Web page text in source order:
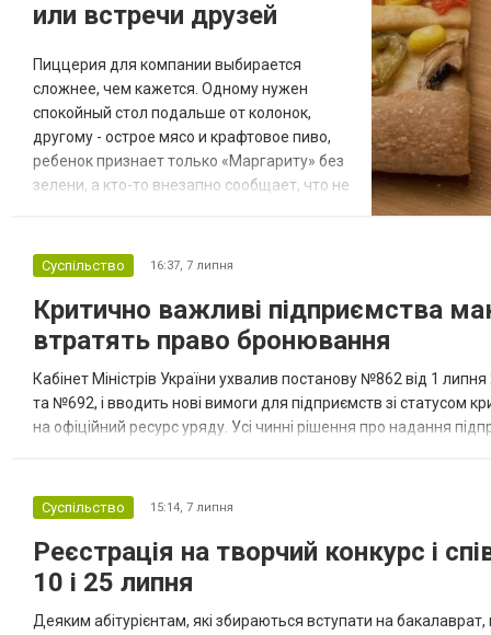
или встречи друзей
Пиццерия для компании выбирается
сложнее, чем кажется. Одному нужен
спокойный стол подальше от колонок,
другому - острое мясо и крафтовое пиво,
ребенок признает только «Маргариту» без
зелени, а кто-то внезапно сообщает, что не
совершенно неудобным именно для
конкретного вечера. Поэтому опытные
гости оценивают не только фотографии
пиццы. Они смотрят, как устроено место в
целом: наск...
Суспільство 16:37, 7 липня
Критично важливі підприємства
втратять право бронювання
Кабінет Міністрів України ухвалив постанову №862 від 1
та №692, і вводить нові вимоги для підприємств зі статусом
на офіційний ресурс уряду. Усі чинні рішення про надання
Суспільство 15:14, 7 липня
Реєстрація на творчий конкурс і
10 і 25 липня
Деяким абітурієнтам, які збираються вступати на